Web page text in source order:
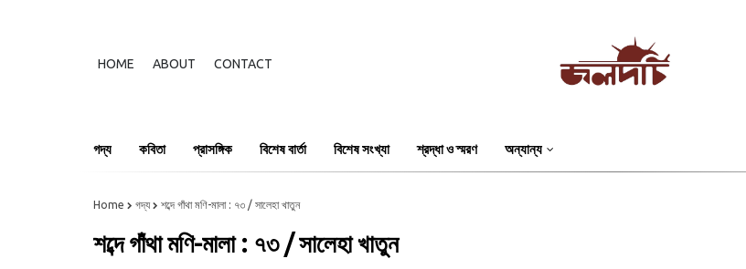
HOME ABOUT CONTACT
গদ্য কবিতা প্রাসঙ্গিক বিশেষ বার্তা বিশেষ সংখ্যা শ্রদ্ধা ও স্মরণ অন্যান্য
Home গদ্য শব্দে গাঁথা মণি-মালা : ৭৩ / সালেহা খাতুন
শব্দে গাঁথা মণি-মালা : ৭৩ / সালেহা খাতুন